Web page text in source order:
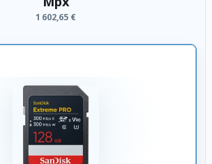
1 602,65 €